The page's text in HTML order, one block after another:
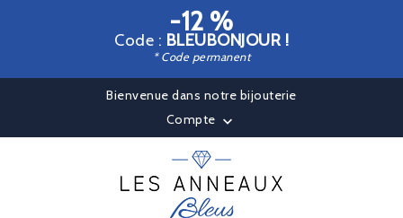
-12 %
Code : BLEUBONJOUR !
* Code permanent
Bienvenue dans notre bijouterie
Compte 